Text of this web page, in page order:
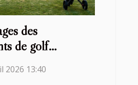
des
de golf
2026 13:40